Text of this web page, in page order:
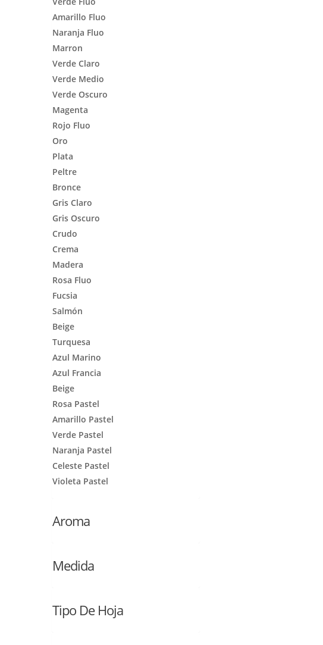
Amarillo Fluo
Naranja Fluo
Marron
Verde Claro
Verde Medio
Verde Oscuro
Magenta
Rojo Fluo
Oro
Plata
Peltre
Bronce
Gris Claro
Gris Oscuro
Crudo
Crema
Madera
Rosa Fluo
Fucsia
Salmón
Beige
Turquesa
Azul Marino
Azul Francia
Beige
Rosa Pastel
Amarillo Pastel
Verde Pastel
Naranja Pastel
Celeste Pastel
Violeta Pastel
Aroma
Medida
Tipo De Hoja